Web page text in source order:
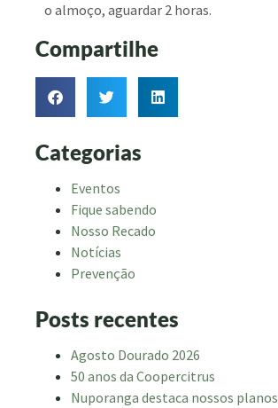
o almoço, aguardar 2 horas.
Compartilhe
Categorias
Eventos
Fique sabendo
Nosso Recado
Notícias
Prevenção
Posts recentes
Agosto Dourado 2026
50 anos da Coopercitrus
Nuporanga destaca nossos planos